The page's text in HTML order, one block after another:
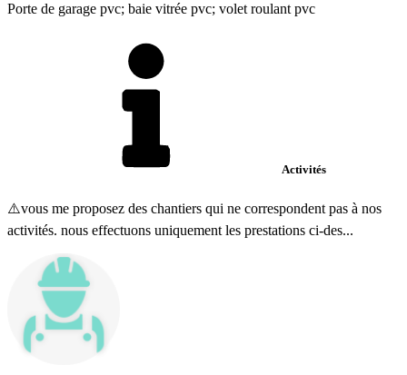
Porte de garage pvc; baie vitrée pvc; volet roulant pvc
Activités
⚠️vous me proposez des chantiers qui ne correspondent pas à nos
activités. nous effectuons uniquement les prestations ci-des...